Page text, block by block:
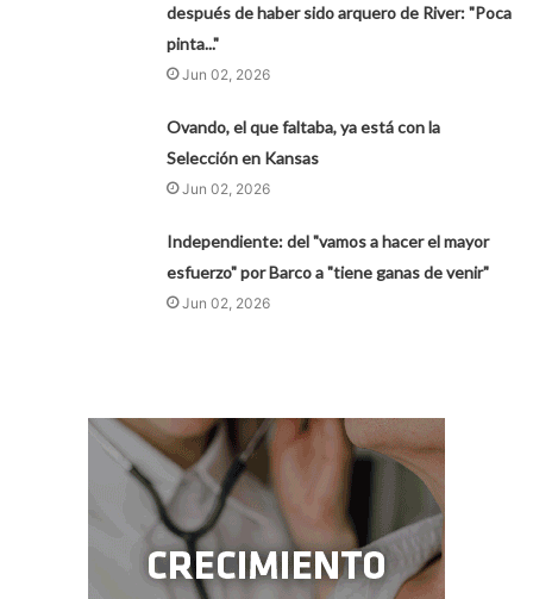
después de haber sido arquero de River: "Poca
pinta..."
Jun 02, 2026
Ovando, el que faltaba, ya está con la
Selección en Kansas
Jun 02, 2026
Independiente: del "vamos a hacer el mayor
esfuerzo" por Barco a "tiene ganas de venir"
Jun 02, 2026